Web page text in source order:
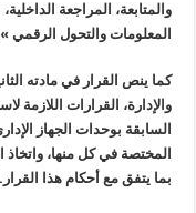
والمتابعة، المراجعة
المعلومات والتحول الرقمي
كما ينص القرار في مادته
والإدارة، القرارات اللازمة
السابقة بوحدات الجهاز
المختصة في كل منها، واتخاذ
بما يتفق مع أحكام هذا القرار.